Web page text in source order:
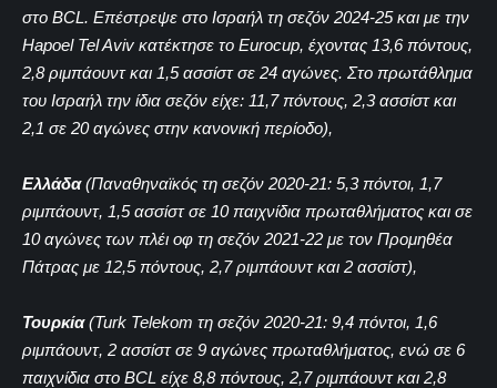
στο BCL. Επέστρεψε στο Ισραήλ τη σεζόν 2024-25 και με την
Hapoel Tel Aviv κατέκτησε το Εurocup, έχοντας 13,6 πόντους,
2,8 ριμπάουντ και 1,5 ασσίστ σε 24 αγώνες. Στο πρωτάθλημα
του Ισραήλ την ίδια σεζόν είχε: 11,7 πόντους, 2,3 ασσίστ και
2,1 σε 20 αγώνες στην κανονική περίοδο),
Ελλάδα(Παναθηναϊκός τη σεζόν 2020-21: 5,3 πόντοι, 1,7
ριμπάουντ, 1,5 ασσίστ σε 10 παιχνίδια πρωταθλήματος και σε
10 αγώνες των πλέι οφ τη σεζόν 2021-22 με τον Προμηθέα
Πάτρας με 12,5 πόντους, 2,7 ριμπάουντ και 2 ασσίστ),
Τουρκία(Turk Telekom τη σεζόν 2020-21: 9,4 πόντοι, 1,6
ριμπάουντ, 2 ασσίστ σε 9 αγώνες πρωταθλήματος, ενώ σε 6
παιχνίδια στο BCL είχε 8,8 πόντους, 2,7 ριμπάουντ και 2,8